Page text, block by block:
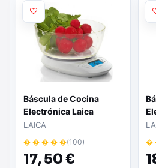
Báscula de Cocina
Electrónica Laica
KS1019W/ Hasta 5kg
LAICA
� � � � �(100)
17,50 €
�